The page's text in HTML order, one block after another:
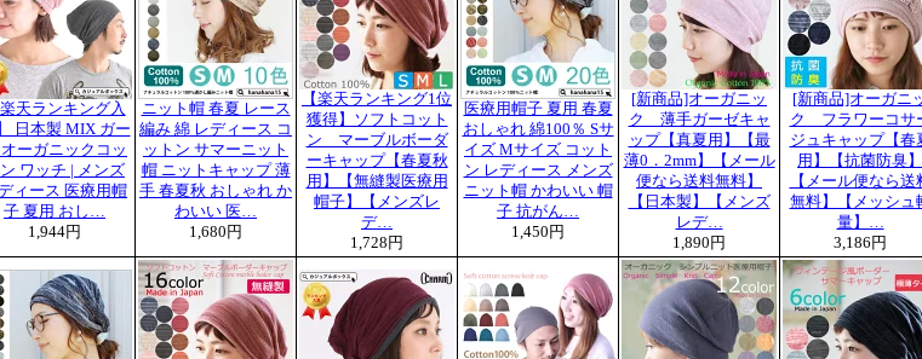
楽天ランキング入
日本製 MIX ガー
ーガニックコッ
ン ワッチ | メンズ
ィース 医療用帽
子 夏用 おし…
1,944円
ニット帽 春夏 レース
編み 綿 レディース コ
ットン サマーニット
帽 ニットキャップ 薄
手 春夏秋 おしゃれ か
わいい 医…
1,680円
【楽天ランキング1位
獲得】ソフトコット
ン マーブルボーダ
ーキャップ【春夏秋
用】【無縫製医療用
帽子】【メンズレ
デ…
1,728円
医療用帽子 夏用 春夏
おしゃれ 綿100％ Sサ
イズ Mサイズ コット
ン レディース メンズ
ニット帽 かわいい 帽
子 抗がん…
1,450円
[新商品]オーガニッ
ク 薄手ガーゼキャ
ップ【真夏用】【最
薄0．2mm】【メール
便なら送料無料】
【日本製】【メンズ
レデ…
1,890円
[新商品]オーガニ
ク フラワーコサ
ジュキャップ【春
用】【抗菌防臭】
【メール便なら送
無料】【メッシュ
量】…
3,186円